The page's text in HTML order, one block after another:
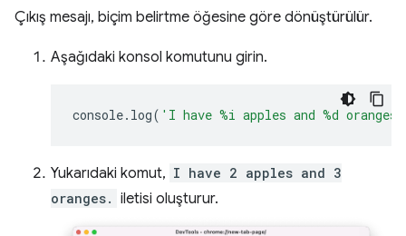
Çıkış mesajı, biçim belirtme öğesine göre dönüştürülür.
Aşağıdaki konsol komutunu girin.
console. log( 'I have %i apples and %d
Yukarıdaki komut, I have 2 apples and 3
oranges. iletisi oluşturur.